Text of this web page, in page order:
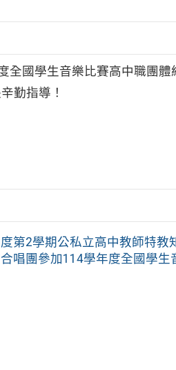
全國學生音樂比賽高中職團體
勤指導！
第2學期公私立高中教師特教
合唱團參加114學年度全國學